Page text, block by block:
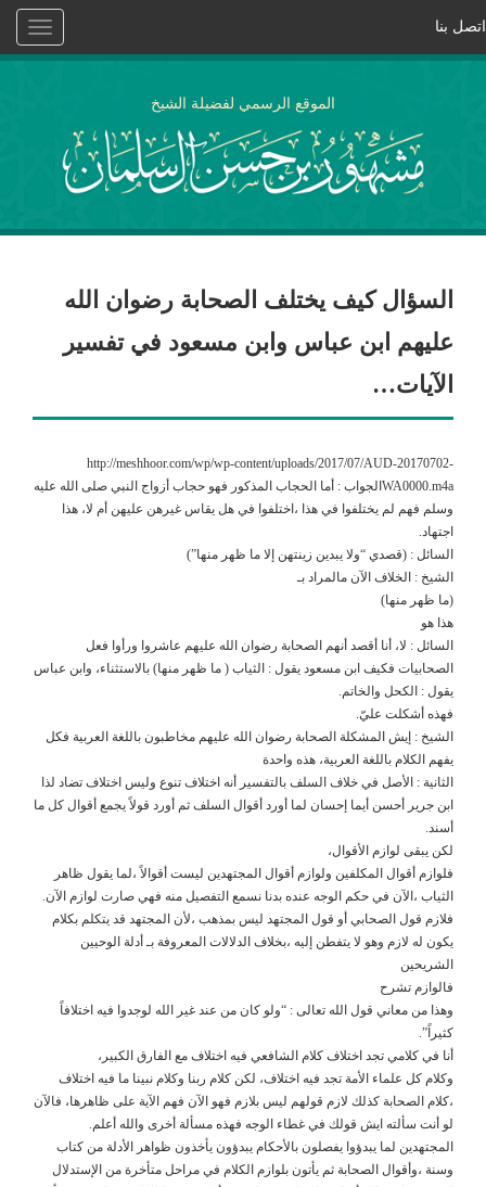
Toggle
اتصل بنا
الموقع الرسمي لفضيلة الشيخ
السؤال كيف يختلف الصحابة رضوان الله
عليهم ابن عباس وابن مسعود في تفسير
الآيات…
http://meshhoor.com/wp/wp-content/uploads/2017/07/AUD-20170702-
WA0000.m4aالجواب : أما الحجاب المذكور فهو حجاب أزواج النبي صلى الله عليه
وسلم فهم لم يختلفوا في هذا ،اختلفوا في هل يقاس غيرهن عليهن أم لا، هذا
اجتهاد.
السائل : (قصدي “ولا يبدين زينتهن إلا ما ظهر منها”)
الشيخ : الخلاف الآن مالمراد بـ
(ما ظهر منها)
هذا هو
السائل : لا، أنا أقصد أنهم الصحابة رضوان الله عليهم عاشروا ورأوا فعل
الصحابيات فكيف ابن مسعود يقول : الثياب ( ما ظهر منها) بالاستثناء، وابن عباس
يقول : الكحل والخاتم.
فهذه أشكلت عليّ.
الشيخ : إيش المشكلة الصحابة رضوان الله عليهم مخاطبون باللغة العربية فكل
يفهم الكلام باللغة العربية، هذه واحدة
الثانية : الأصل في خلاف السلف بالتفسير أنه اختلاف تنوع وليس اختلاف تضاد لذا
ابن جرير أحسن أيما إحسان لما أورد أقوال السلف ثم أورد قولاً يجمع أقوال كل ما
أسند.
لكن يبقى لوازم الأقوال،
فلوازم أقوال المكلفين ولوازم أقوال المجتهدين ليست أقوالاً ،لما يقول ظاهر
الثياب ،الآن في حكم الوجه عنده بدنا نسمع التفصيل منه فهي صارت لوازم الآن.
فلازم قول الصحابي أو قول المجتهد ليس بمذهب ،لأن المجتهد قد يتكلم بكلام
يكون له لازم وهو لا يتفطن إليه ،بخلاف الدلالات المعروفة بـ أدلة الوحيين
الشريحين
فالوازم تشرح
وهذا من معاني قول الله تعالى : “ولو كان من عند غير الله لوجدوا فيه اختلافاً
كثيراً”.
أنا في كلامي تجد اختلاف كلام الشافعي فيه اختلاف مع الفارق الكبير،
وكلام كل علماء الأمة تجد فيه اختلاف، لكن كلام ربنا وكلام نبينا ما فيه اختلاف
،كلام الصحابة كذلك لازم قولهم ليس بلازم فهو الآن فهم الآية على ظاهرها، فالآن
لو أنت سألته ايش قولك في غطاء الوجه فهذه مسألة أخرى والله أعلم.
المجتهدين لما يبدؤوا يفصلون بالأحكام يبدؤون يأخذون ظواهر الأدلة من كتاب
وسنة ،وأقوال الصحابة ثم يأتون بلوازم الكلام في مراحل متأخرة من الإستدلال